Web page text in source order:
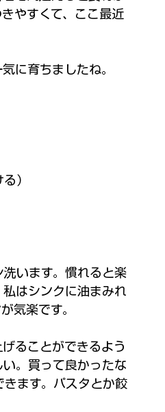
やすくて、ここ最近
に育ちましたね。
）
います。慣れると楽
はシンクに油まみれ
気楽です。
ることができるよう
。買って良かったな
ます。パスタとか餃